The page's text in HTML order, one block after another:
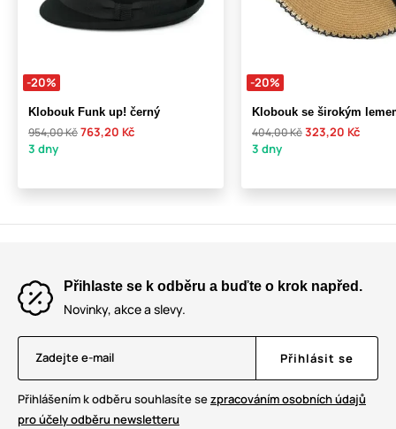
-20%
Klobouk Funk up! černý
954,00 Kč763,20 Kč
3 dny
-20%
Klobouk se širokým
404,00 Kč323,20 Kč
3 dny
Přihlaste se k odběru a buďte o krok napřed.
Novinky, akce a slevy.
Zadejte e-mail Přihlásit se
Přihlášením k odběru souhlasíte sezpracováním osobních údajů
pro účely odběru newsletteru